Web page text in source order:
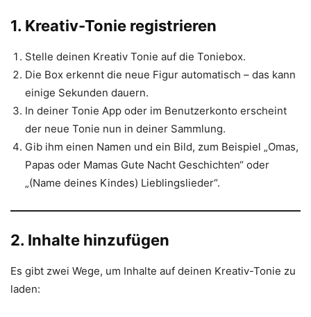
1. Kreativ-Tonie registrieren
Stelle deinen Kreativ Tonie auf die Toniebox.
Die Box erkennt die neue Figur automatisch – das kann
einige Sekunden dauern.
In deiner Tonie App oder im Benutzerkonto erscheint
der neue Tonie nun in deiner Sammlung.
Gib ihm einen Namen und ein Bild, zum Beispiel „Omas,
Papas oder Mamas Gute Nacht Geschichten“ oder
„(Name deines Kindes) Lieblingslieder“.
2. Inhalte hinzufügen
Es gibt zwei Wege, um Inhalte auf deinen Kreativ-Tonie zu
laden: